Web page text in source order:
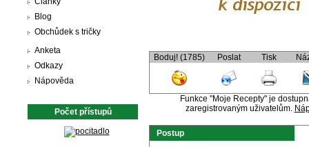
Blog
Obchůdek s tričky
Anketa
Odkazy
Nápověda
Počet přístupů
Boduj! (1785) Poslat Tisk
Funkce "Moje Recepty" je
zaregistrovaným uživatelům.
Postup